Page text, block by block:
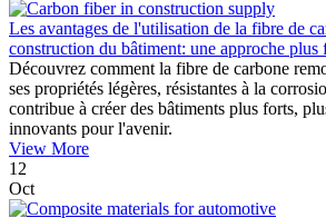
Les avantages de l'utilisation de la fibre de
construction du bâtiment: une approche plus
Découvrez comment la fibre de carbone
ses propriétés légères, résistantes à la
contribue à créer des bâtiments plus forts,
innovants pour l'avenir.
View More
12
Oct